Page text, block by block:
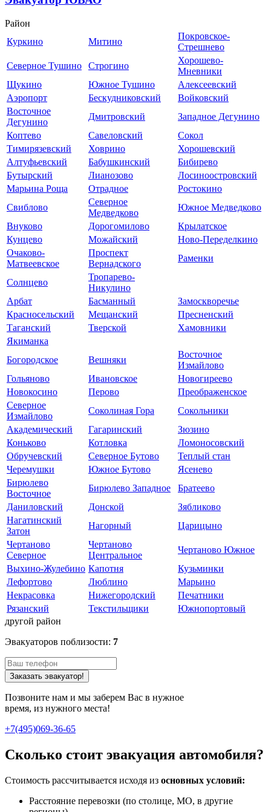
Район
Куркино
Митино
Покровское-
Стрешнево
Северное Тушино
Строгино
Хорошево-
Мневники
Щукино
Южное Тушино
Алексеевский
Аэропорт
Бескудниковский
Войковский
Восточное
Дегунино
Дмитровский
Западное Дегунино
Коптево
Савеловский
Сокол
Тимирязевский
Ховрино
Хорошевский
Алтуфьевский
Бабушкинский
Бибирево
Бутырский
Лианозово
Лосиноостровский
Марьина Роща
Отрадное
Ростокино
Свиблово
Северное
Медведково
Южное Медведково
Внуково
Дорогомилово
Крылатское
Кунцево
Можайский
Ново-Переделкино
Очаково-
Матвеевское
Проспект
Вернадского
Раменки
Солнцево
Тропарево-
Никулино
Арбат
Басманный
Замоскворечье
Красносельский
Мещанский
Пресненский
Таганский
Тверской
Хамовники
Якиманка
Богородское
Вешняки
Восточное
Измайлово
Гольяново
Ивановское
Новогиреево
Новокосино
Перово
Преображенское
Северное
Измайлово
Соколиная Гора
Сокольники
Академический
Гагаринский
Зюзино
Коньково
Котловка
Ломоносовский
Обручевский
Северное Бутово
Теплый стан
Черемушки
Южное Бутово
Ясенево
Бирюлево
Восточное
Бирюлево Западное
Братеево
Даниловский
Донской
Зябликово
Нагатинский
Затон
Нагорный
Царицыно
Чертаново
Северное
Чертаново
Центральное
Чертаново Южное
Выхино-Жулебино Капотня
Кузьминки
Лефортово
Люблино
Марьино
Некрасовка
Нижегородский
Печатники
Рязанский
Текстильщики
Южнопортовый
другой район
Эвакуаторов поблизости: 7
Заказать эвакуатор!
Позвоните нам и мы заберем Вас в нужное
время, из нужного места!
+7(495)069-36-65
Сколько стоит эвакуация автомобиля?
Стоимость рассчитывается исходя из основных условий:
Расстояние перевозки (по столице, МО, в другие